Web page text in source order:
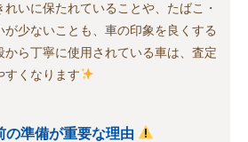
いに保たれていることや、たばこ・
少ないことも、車の印象を良くする
ら丁寧に使用されている車は、査定
すくなります
の準備が重要な理由